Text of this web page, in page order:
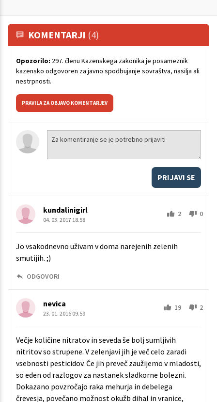
KOMENTARJI (4)
Opozorilo: 297. členu Kazenskega zakonika je posameznik
kazensko odgovoren za javno spodbujanje sovraštva, nasilja ali
nestrpnosti.
PRAVILA ZA OBJAVO KOMENTARJEV
PRIJAVI SE
kundalinigirl
04. 03. 2017 18.58
2 0
Jo vsakodnevno uživam v doma narejenih zelenih
smutijih. ;)
ODGOVORI
nevica
23. 01. 2016 09.59
19 2
Večje količine nitratov in seveda še bolj sumljivih
nitritov so strupene. V zelenjavi jih je več celo zaradi
vsebnosti pesticidov. Če jih preveč zaužijemo v mladosti,
so eden od razlogov za nastanek sladkorne bolezni.
Dokazano povzročajo raka mehurja in debelega
črevesja, povečano možnost okužb dihal in vranice,